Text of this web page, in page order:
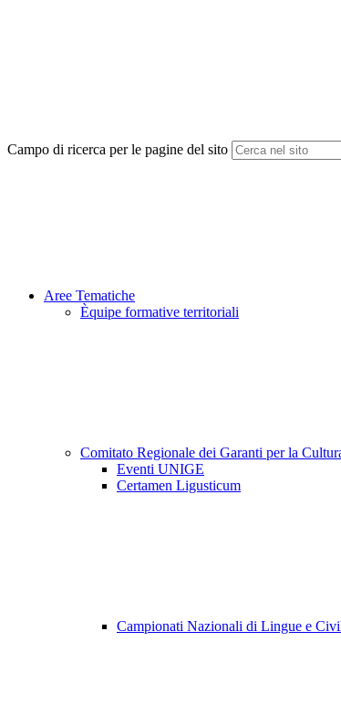
Campo di ricerca per le pagine del sito
Aree Tematiche
Èquipe formative territoriali
Comitato Regionale dei Garanti per la
Eventi UNIGE
Certamen Ligusticum
Campionati Nazionali di Lingue e